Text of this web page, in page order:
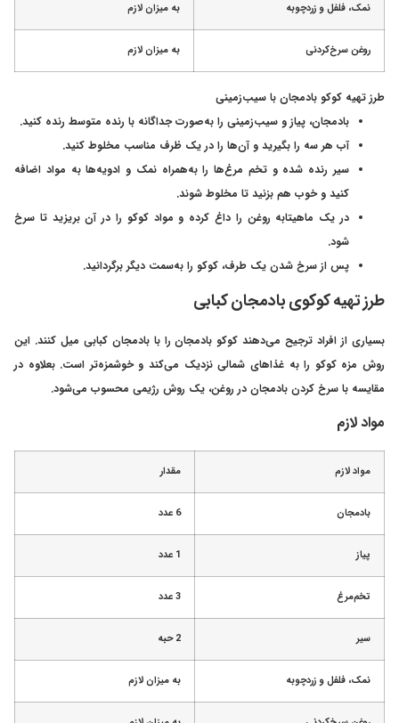
نمک، فلفل و زردچوبه به میزان لازم
روغن سرخ‌کردنی به میزان لازم
طرز تهیه کوکو بادمجان با سیب‌زمینی
بادمجان، پیاز و سیب‌زمینی را به‌صورت جداگانه با رنده متوسط رنده کنید.
آب هر سه را بگیرید و آن‌ها را در یک ظرف مناسب مخلوط کنید.
سیر رنده شده و تخم مرغ‌ها را به‌همراه نمک و ادویه‌ها به مواد اضافه
کنید و خوب هم بزنید تا مخلوط شوند.
در یک ماهیتابه روغن را داغ کرده و مواد کوکو را در آن بریزید تا سرخ
شود.
پس از سرخ شدن یک طرف، کوکو را به‌سمت دیگر برگردانید.
طرز تهیه کوکوی بادمجان کبابی
بسیاری از افراد ترجیح می‌دهند کوکو بادمجان را با بادمجان کبابی میل کنند. این
روش مزه کوکو را به غذاهای شمالی نزدیک می‌کند و خوشمزه‌تر است. بعلاوه در
مقایسه با سرخ کردن بادمجان در روغن، یک روش رژیمی‌ محسوب می‌شود.
مواد لازم
مواد لازم مقدار
بادمجان 6 عدد
پیاز 1 عدد
تخم‌مرغ 3 عدد
سیر 2 حبه
نمک، فلفل و زردچوبه به میزان لازم